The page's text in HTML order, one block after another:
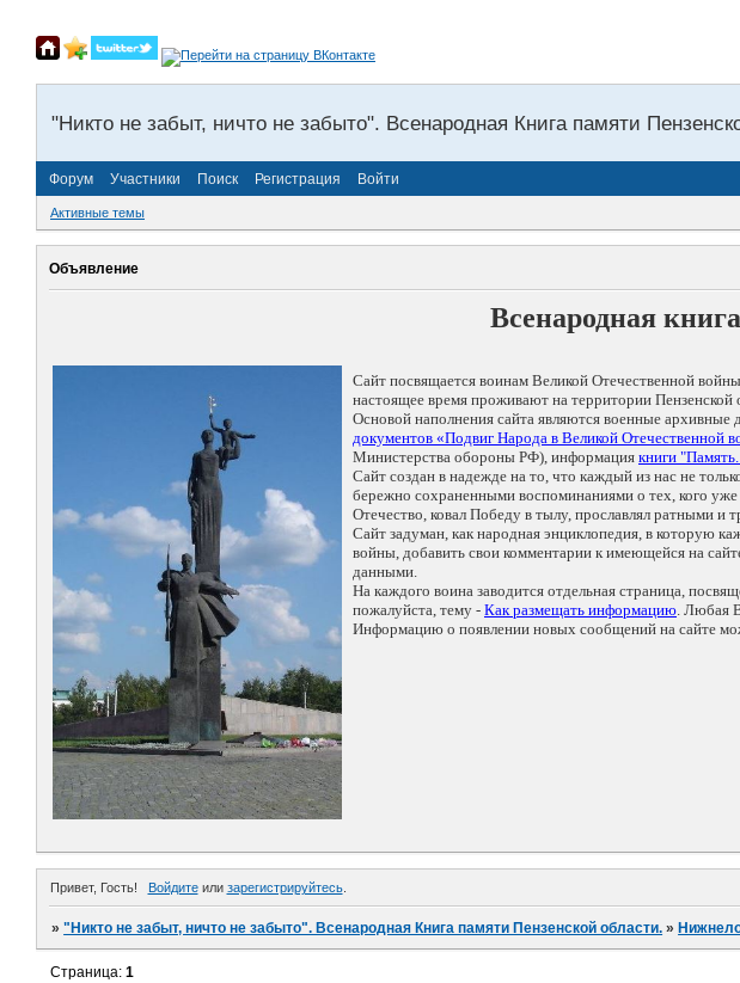
"Никто не забыт, ничто не забыто". Всенародная Книга памяти
Форум Участники Поиск Регистрация Войти
Активные темы
Объявление
Всенародная
Сайт посвящается воинам Великой Отечественной
настоящее время проживают на территории
Основой наполнения сайта являются военные архивные
документов «Подвиг Народа в Великой Отечественной
Министерства обороны РФ), информация книги
Сайт создан в надежде на то, что каждый из нас не
бережно сохраненными воспоминаниями о тех, кого
Отечество, ковал Победу в тылу, прославлял ратными
Сайт задуман, как народная энциклопедия, в которую
войны, добавить свои комментарии к имеющейся на
данными.
На каждого воина заводится отдельная страница,
пожалуйста, тему - Как размещать информацию. Любая
Информацию о появлении новых сообщений на сайте
Привет, Гость! Войдитеили зарегистрируйтесь.
»"Никто не забыт, ничто не забыто". Всенародная Книга памяти Пензенской области. »
Страница:1